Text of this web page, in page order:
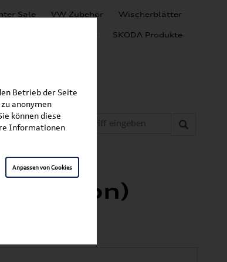
Sale VW Zubehör Wischerblätter
SEAT Produkte SKODA Produkte
Betrieb der Seite
anonymen
können diese
Informationen
Anpassen von Cookies